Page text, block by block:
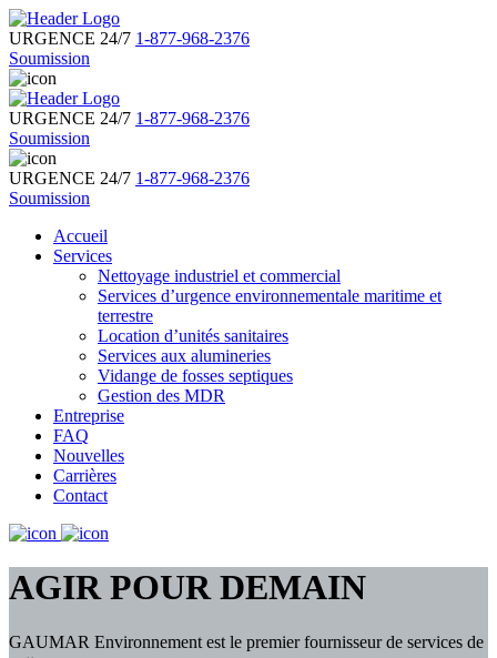
URGENCE 24/7 1-877-968-2376
Soumission
URGENCE 24/7 1-877-968-2376
Soumission
URGENCE 24/7 1-877-968-2376
Soumission
Accueil
Services
Nettoyage industriel et commercial
Services d’urgence environnementale maritime et
terrestre
Location d’unités sanitaires
Services aux alumineries
Vidange de fosses septiques
Gestion des MDR
Entreprise
FAQ
Nouvelles
Carrières
Contact
AGIR POUR DEMAIN
GAUMAR Environnement est le premier fournisseur de services de